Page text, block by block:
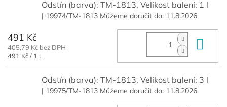
Odstín (barva): TM-1813, Velikost balení: 1 l
| 19974/TM-1813 Můžeme doručit do: 11.8.2026
491 Kč
405,79 Kč bez DPH
Měrná
491 Kč / 1 l
Odstín (barva): TM-1813, Velikost balení: 3 l
| 19975/TM-1813 Můžeme doručit do: 11.8.2026